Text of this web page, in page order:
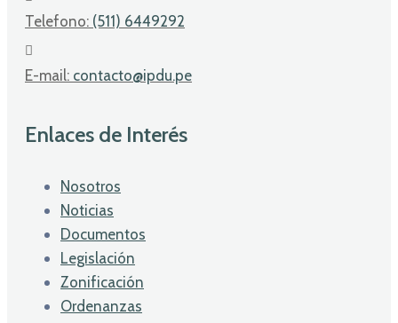
Telefono: (511) 6449292
E-mail: contacto@ipdu.pe
Enlaces de Interés
Nosotros
Noticias
Documentos
Legislación
Zonificación
Ordenanzas